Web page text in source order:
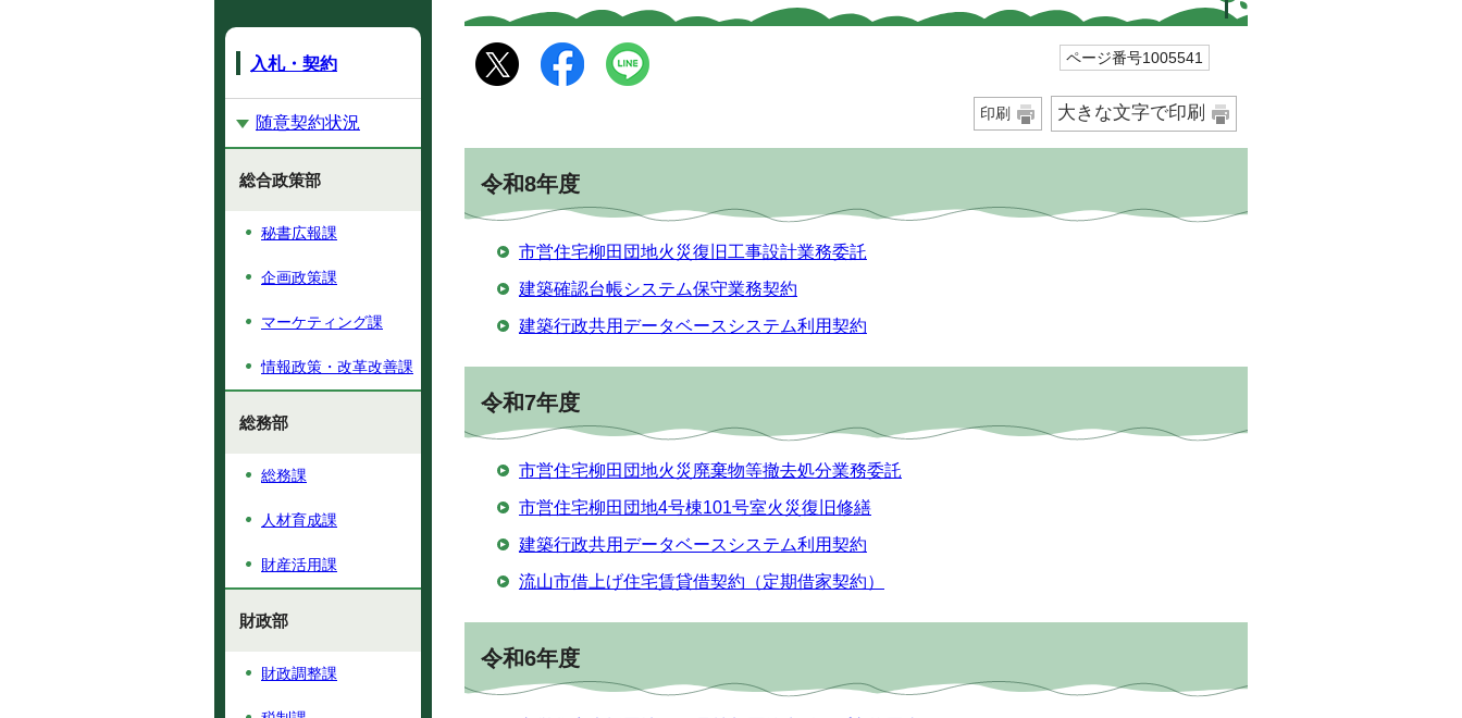
ページ番号1005541
印刷 大きな文字で印刷
令和8年度
市営住宅柳田団地火災復旧工事設計業務委託
建築確認台帳システム保守業務契約
建築行政共用データベースシステム利用契約
令和7年度
市営住宅柳田団地火災廃棄物等撤去処分業務委託
市営住宅柳田団地4号棟101号室火災復旧修繕
建築行政共用データベースシステム利用契約
流山市借上げ住宅賃貸借契約（定期借家契約）
令和6年度
入札・契約
随意契約状況
総合政策部
秘書広報課
企画政策課
マーケティング課
情報政策・改革改善課
総務部
総務課
人材育成課
財産活用課
財政部
財政調整課